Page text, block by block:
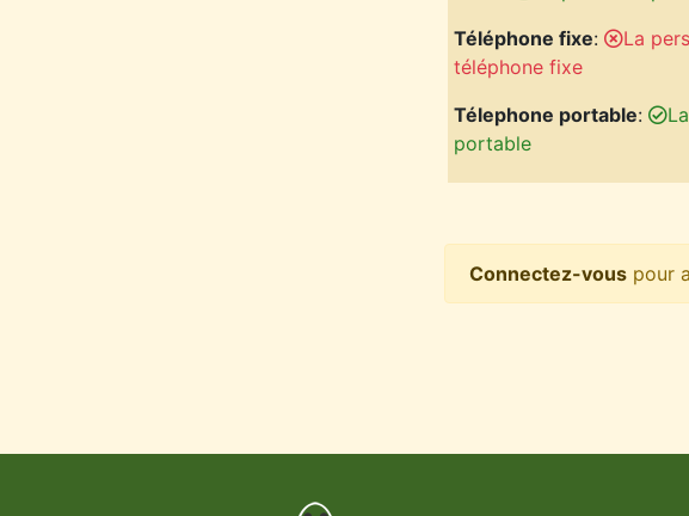
Téléphone fixe:
La
téléphone fixe
Télephone portable:
portable
Connectez-vous pour